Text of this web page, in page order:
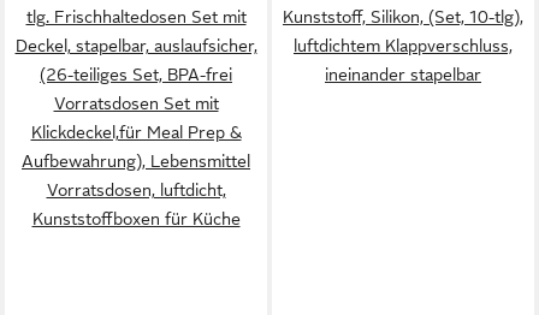
tlg. Frischhaltedosen Set mit
Deckel, stapelbar, auslaufsicher,
(26-teiliges Set, BPA-frei
Vorratsdosen Set mit
Klickdeckel,für Meal Prep &
Aufbewahrung), Lebensmittel
Vorratsdosen, luftdicht,
Kunststoffboxen für Küche
Kunststoff, Silikon, (Set, 10-tlg),
luftdichtem Klappverschluss,
ineinander stapelbar